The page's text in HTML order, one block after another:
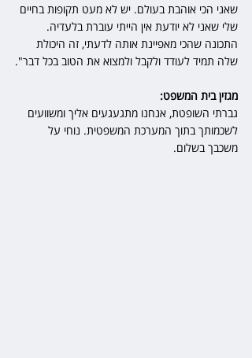
שאני הכי אוהבת בעולם. יש לא מעט תקופות בחיים
שלי שאני לא יודעת אין הייתי עוברת בלעדיה.
התכונה שהכי מאפיינת אותה לדעתי, זה היכולת
שלה תמיד לעודד ולקבל ולמצוא את הטוב בכל דבר".
מגזין בית המשפט:
גברתי השופטת, אנחנו מתגעגעים אליך ומשוועים
לשכמותך בתוך המערכת המשפטית. נוחי על
משכבך בשלום.